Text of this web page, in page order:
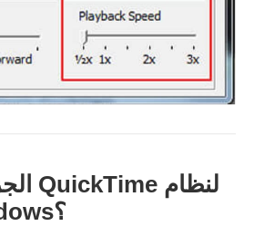
التشغيل Windows؟